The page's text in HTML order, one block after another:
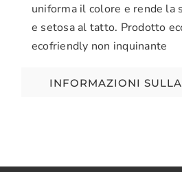
uniforma il colore e rende la
e setosa al tatto. Prodotto
ecofriendly non inquinante
INFORMAZIONI